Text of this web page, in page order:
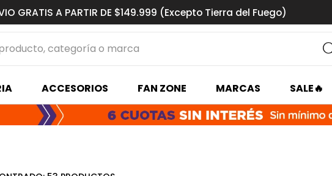
GRATIS A PARTIR DE $149.999 (Excepto Tierra del Fuego)
categoría o marca
ACCESORIOS FAN ZONE MARCAS SALE🔥